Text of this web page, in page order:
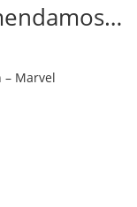
– Marvel